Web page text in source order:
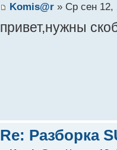
Komis@r» Ср сен 12,
привет,нужны
Re: Разборка